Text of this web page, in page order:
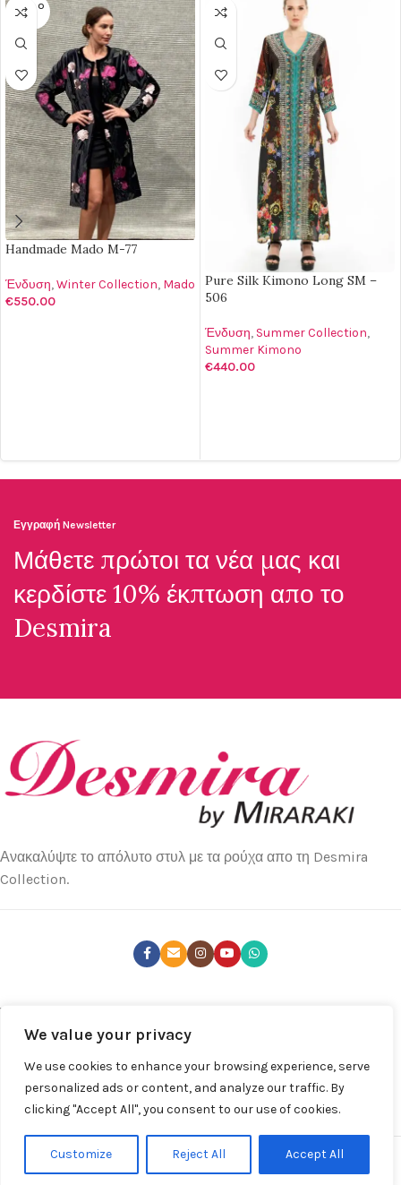
We value your privacy
We use cookies to enhance your browsing experience, serve
personalized ads or content, and analyze our traffic. By
clicking "Accept All", you consent to our use of cookies.
Customize Reject All Accept All
SOLD O
UT
Handmade Mado M-77
Ένδυση,Winter Collection, Mado
€550.00
Pure Silk Kimono Long SM –
506
Ένδυση, Summer Collection,
Summer Kimono
€440.00
Εγγραφή Newsletter
Μάθετε πρώτοι τα νέα μας και
κερδίστε 10% έκπτωση απο το
Desmira
Ανακαλύψτε το απόλυτο στυλ με τα ρούχα απο τη Desmira
Collection.
ΤΕΛΕΥΤΑΊΑ ΝΈΑ
ΧΡΉΣΙΜΑ LINKS
Desmira by Despina Miraraki S.A. © 2025 | All rights Reserved